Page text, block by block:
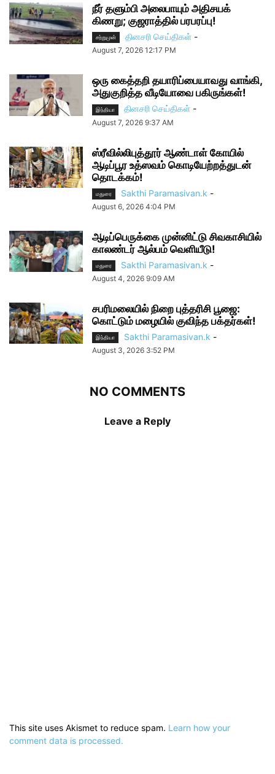
நீர் தளும்பி அலைபாயும் அதிசயக்
கிணறு; குஜராத்தில் பரபரப்பு!
சற்றுமுன் தினசரி செய்திகள் -
August 7, 2026 12:17 PM
ஒரு கைத்தறி தயாரிப்பையாவது வாங்கி,
அதுகுறித்த வீடியோவை பகிருங்கள்!
இந்தியா தினசரி செய்திகள் -
August 7, 2026 9:37 AM
ஸ்ரீவில்லிபுத்தூர் ஆண்டாள் கோயில்
ஆடிப்பூர உத்ஸவம் கொடியேற்றத்துடன்
தொடக்கம்!
மதுரை Sakthi Paramasivan.k -
August 6, 2026 4:04 PM
ஆடிப்பெருக்கை முன்னிட்டு சிவகாசியில்
காலண்டர் ஆல்பம் வெளியீடு!
மதுரை Sakthi Paramasivan.k -
August 4, 2026 9:09 AM
சபரிமலையில் நிறை புத்தரிசி பூஜை:
கொட்டும் மழையில் குவிந்த பக்தர்கள்!
இந்தியா Sakthi Paramasivan.k -
August 3, 2026 3:52 PM
NO COMMENTS
Leave a Reply
This site uses Akismet to reduce spam. Learn how your
comment data is processed.